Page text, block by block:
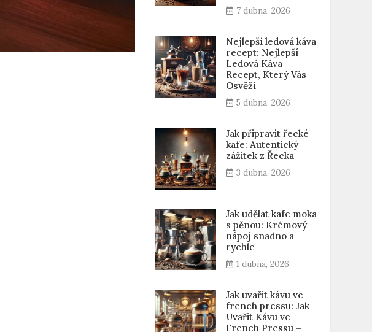
7 dubna, 2026
Nejlepší ledová káva
recept: Nejlepší
Ledová Káva –
Recept, Který Vás
Osvěží
5 dubna, 2026
Jak připravit řecké
kafe: Autentický
zážitek z Řecka
3 dubna, 2026
Jak udělat kafe moka
s pěnou: Krémový
nápoj snadno a
rychle
1 dubna, 2026
Jak uvařit kávu ve
french pressu: Jak
Uvařit Kávu ve
French Pressu –